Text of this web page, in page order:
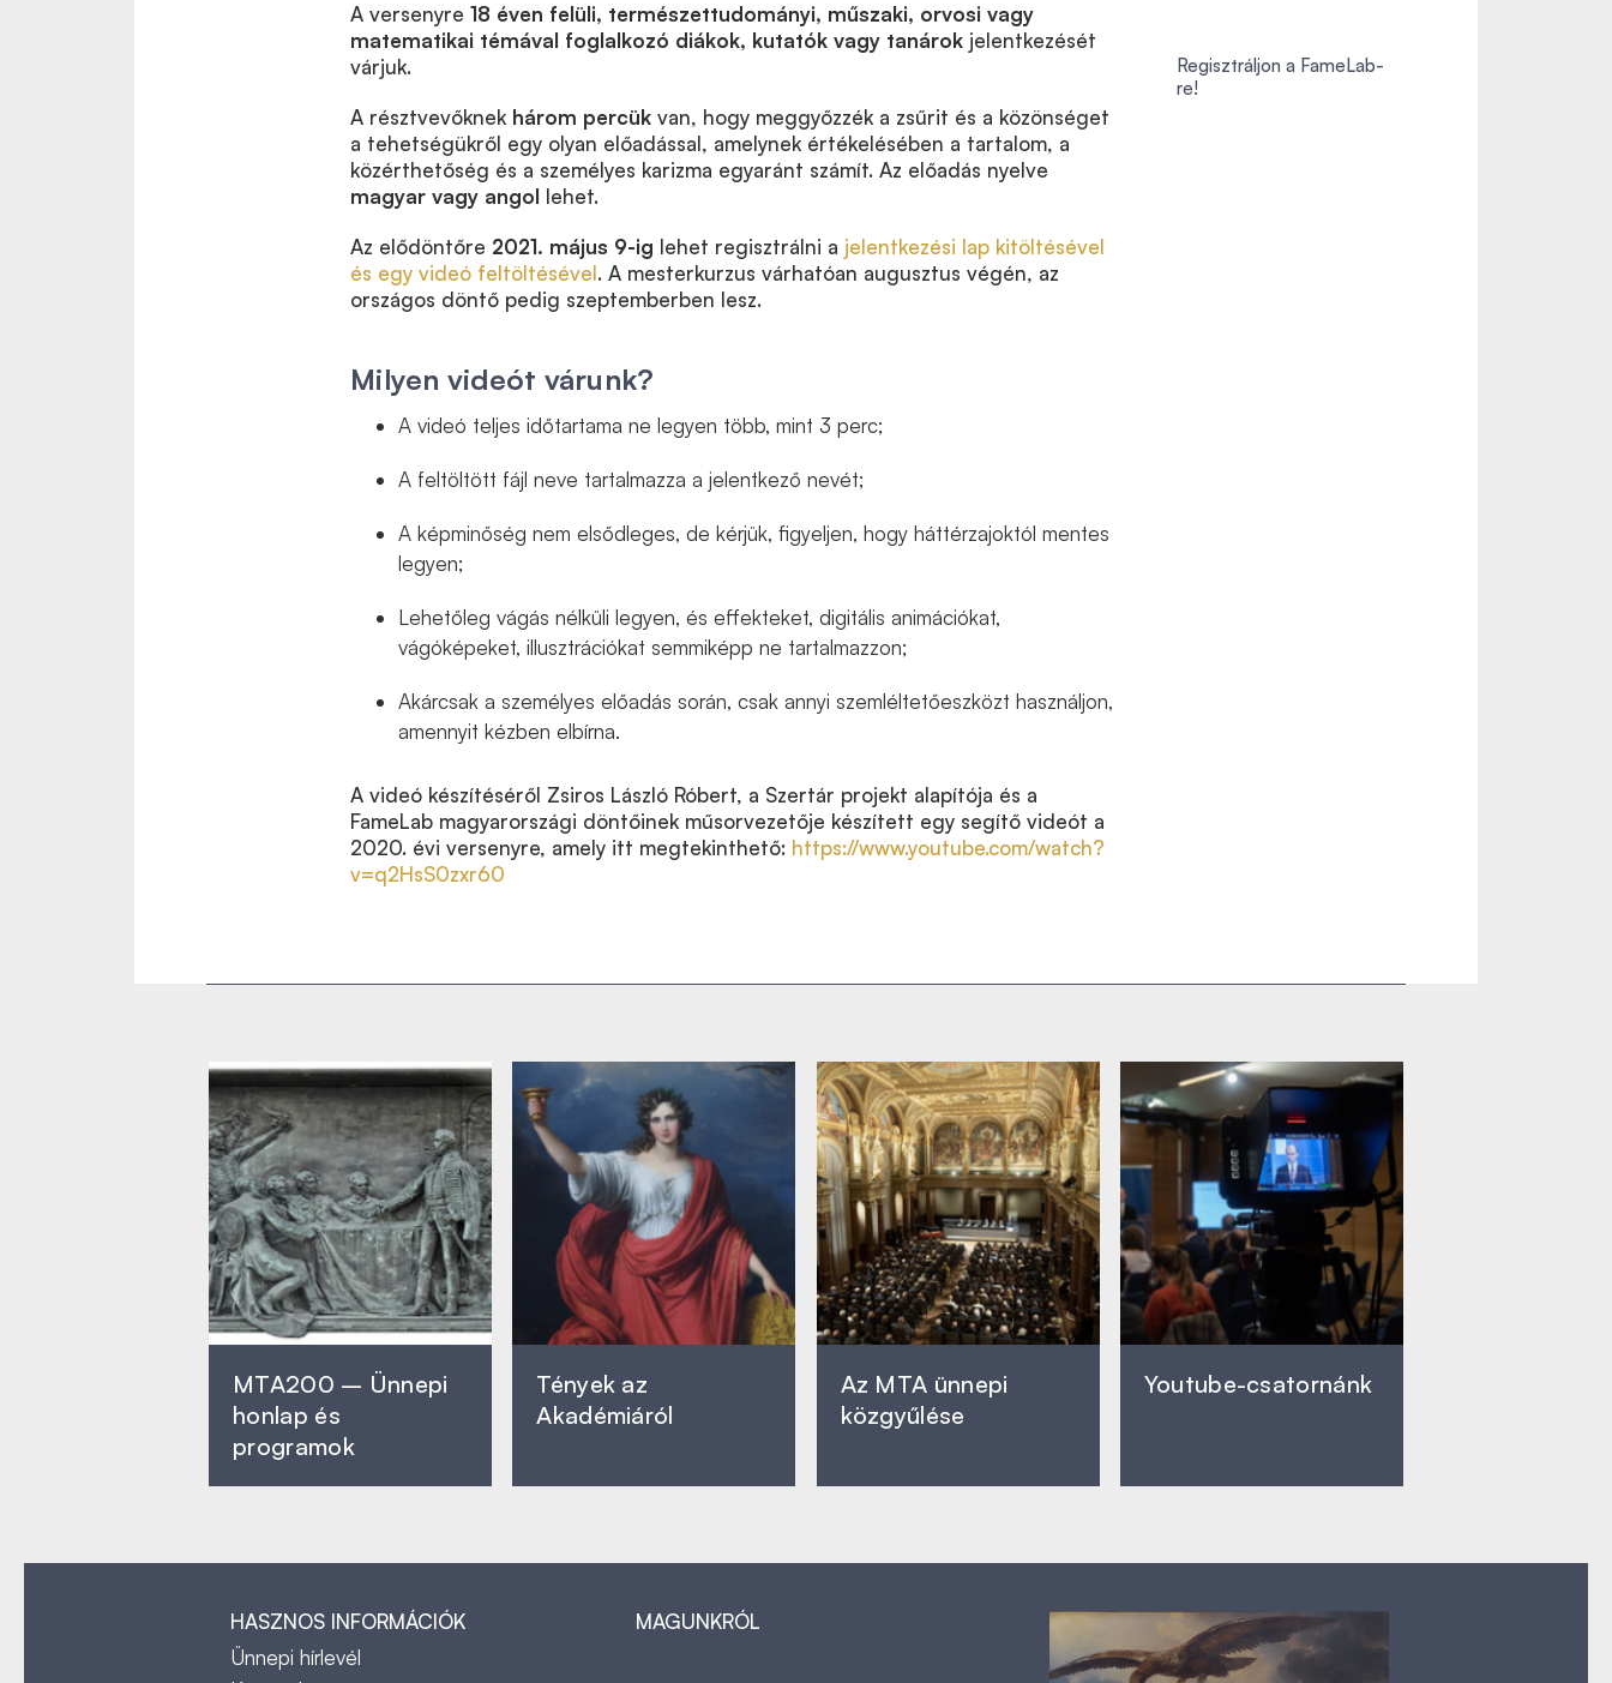
A versenyre 18 éven felüli, természettudományi, műszaki, orvosi vagy
matematikai témával foglalkozó diákok, kutatók vagy tanárok jelentkezését
várjuk.
Regisztráljon a FameLab-
re!
A résztvevőknek három percük van, hogy meggyőzzék a zsűrit és a közönséget
a tehetségükről egy olyan előadással, amelynek értékelésében a tartalom, a
közérthetőség és a személyes karizma egyaránt számít. Az előadás nyelve
magyar vagy angol lehet.
Az elődöntőre 2021. május 9-ig lehet regisztrálni a jelentkezési lap kitöltésével
és egy videó feltöltésével. A mesterkurzus várhatóan augusztus végén, az
országos döntő pedig szeptemberben lesz.
Milyen videót várunk?
A videó teljes időtartama ne legyen több, mint 3 perc;
A feltöltött fájl neve tartalmazza a jelentkező nevét;
A képminőség nem elsődleges, de kérjük, figyeljen, hogy háttérzajoktól mentes
legyen;
Lehetőleg vágás nélküli legyen, és effekteket, digitális animációkat,
vágóképeket, illusztrációkat semmiképp ne tartalmazzon;
Akárcsak a személyes előadás során, csak annyi szemléltetőeszközt használjon,
amennyit kézben elbírna.
A videó készítéséről Zsiros László Róbert, a Szertár projekt alapítója és a
FameLab magyarországi döntőinek műsorvezetője készített egy segítő videót a
2020. évi versenyre, amely itt megtekinthető: https://www.youtube.com/watch?
v=q2HsS0zxr60
MTA200 – Ünnepi
honlap és
programok
Tények az
Akadémiáról
Az MTA ünnepi
közgyűlése
Youtube-csatornánk
HASZNOS INFORMÁCIÓK
Ünnepi hírlevél
MAGUNKRÓL